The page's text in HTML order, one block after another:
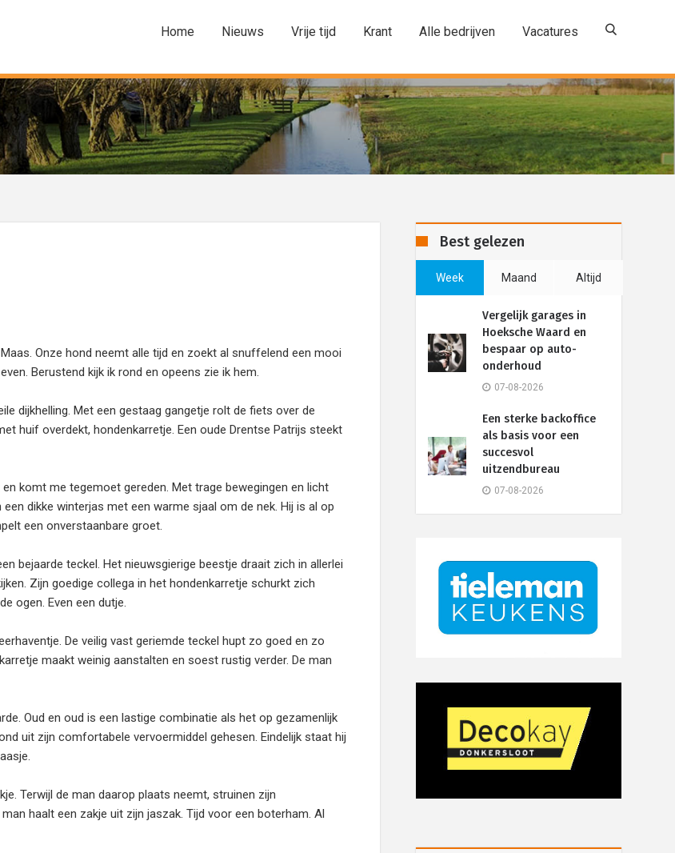
Home Nieuws Vrije tijd Krant Alle bedrijven Vacatures
Onze hond neemt alle tijd en zoekt al snuffelend een mooi
Berustend kijk ik rond en opeens zie ik hem.
dijkhelling. Met een gestaag gangetje rolt de fiets over de
huif overdekt, hondenkarretje. Een oude Drentse Patrijs steekt
komt me tegemoet gereden. Met trage bewegingen en licht
dikke winterjas met een warme sjaal om de nek. Hij is al op
een onverstaanbare groet.
bejaarde teckel. Het nieuwsgierige beestje draait zich in allerlei
Zijn goedige collega in het hondenkarretje schurkt zich
ogen. Even een dutje.
De veilig vast geriemde teckel hupt zo goed en zo
maakt weinig aanstalten en soest rustig verder. De man
Oud en oud is een lastige combinatie als het op gezamenlijk
uit zijn comfortabele vervoermiddel gehesen. Eindelijk staat hij
Terwijl de man daarop plaats neemt, struinen zijn
haalt een zakje uit zijn jaszak. Tijd voor een boterham. Al
Best gelezen
Week Maand Altijd
Vergelijk garages in
Hoeksche Waard en
bespaar op auto-
onderhoud
07-08-2026
Een sterke backoffice
als basis voor een
succesvol
uitzendbureau
07-08-2026